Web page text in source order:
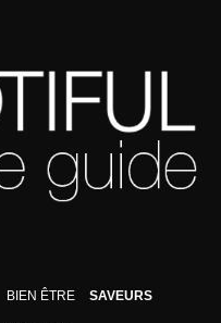
BIEN ÊTRE SAVEURS